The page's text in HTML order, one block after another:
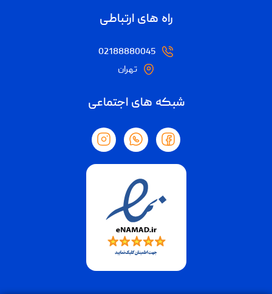
راه های ارتباطی
02188880045
تهران
شبکه های اجتماعی